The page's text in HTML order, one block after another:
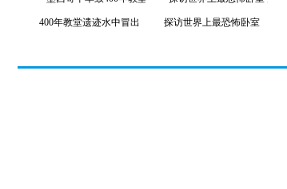
400年教堂遗迹水中冒出 探访世界上最恐怖卧室